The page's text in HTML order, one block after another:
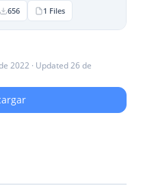
656 1 Files
2022 · Updated 26 de